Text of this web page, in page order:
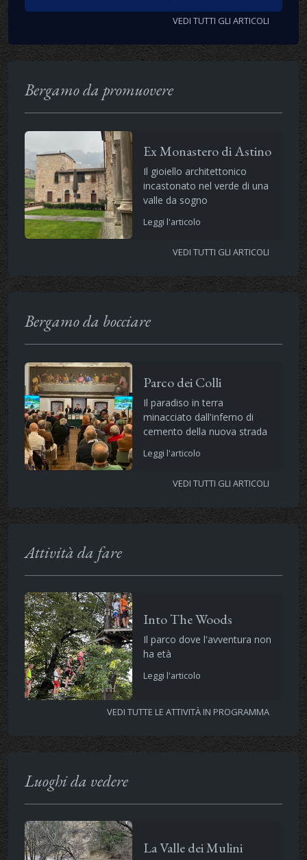
VEDI TUTTI GLI ARTICOLI
Bergamo da promuovere
Ex Monastero di Astino
Il gioiello architettonico
incastonato nel verde di una
valle da sogno
Leggi l'articolo
VEDI TUTTI GLI ARTICOLI
Bergamo da bocciare
Parco dei Colli
Il paradiso in terra
minacciato dall'inferno di
cemento della nuova strada
Leggi l'articolo
VEDI TUTTI GLI ARTICOLI
Attività da fare
Into The Woods
Il parco dove l'avventura non
ha età
Leggi l'articolo
VEDI TUTTE LE ATTIVITÀ IN PROGRAMMA
Luoghi da vedere
La Valle dei Mulini